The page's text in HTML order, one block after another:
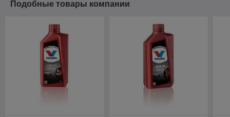
Подобные товары компании